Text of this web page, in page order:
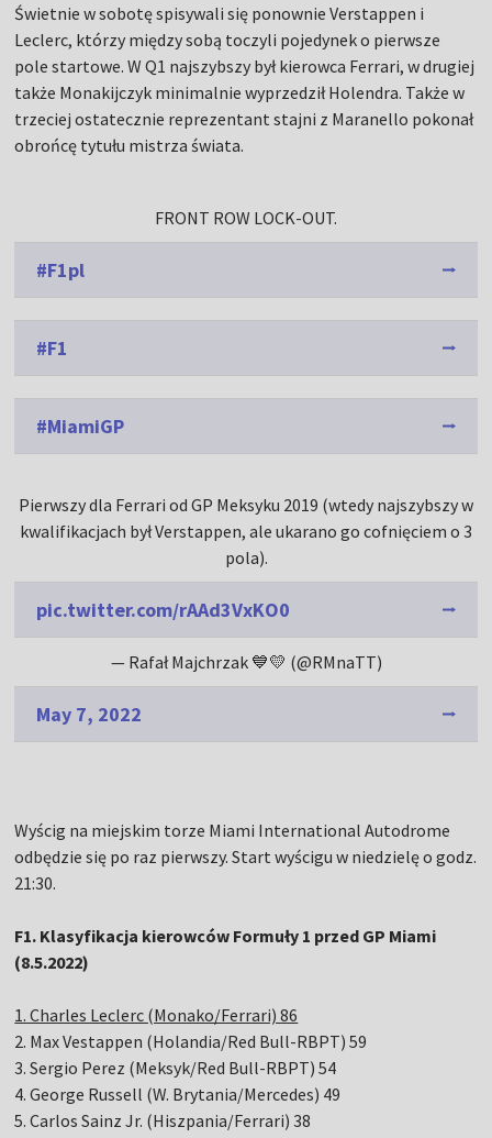
Świetnie w sobotę spisywali się ponownie Verstappen i
Leclerc, którzy między sobą toczyli pojedynek o pierwsze
pole startowe. W Q1 najszybszy był kierowca Ferrari, w drugiej
także Monakijczyk minimalnie wyprzedził Holendra. Także w
trzeciej ostatecznie reprezentant stajni z Maranello pokonał
obrońcę tytułu mistrza świata.
FRONT ROW LOCK-OUT.
#F1pl
#F1
#MiamiGP
Pierwszy dla Ferrari od GP Meksyku 2019 (wtedy najszybszy w
kwalifikacjach był Verstappen, ale ukarano go cofnięciem o 3
pola).
pic.twitter.com/rAAd3VxKO0
— Rafał Majchrzak 💙💛 (@RMnaTT)
May 7, 2022
Wyścig na miejskim torze Miami International Autodrome
odbędzie się po raz pierwszy. Start wyścigu w niedzielę o godz.
21:30.
F1. Klasyfikacja kierowców Formuły 1 przed GP Miami
(8.5.2022)
1. Charles Leclerc (Monako/Ferrari) 86
2. Max Vestappen (Holandia/Red Bull-RBPT) 59
3. Sergio Perez (Meksyk/Red Bull-RBPT) 54
4. George Russell (W. Brytania/Mercedes) 49
5. Carlos Sainz Jr. (Hiszpania/Ferrari) 38